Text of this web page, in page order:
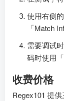
使用右侧
「Match
需要调试
码时使用
收费价格
Regex101 提